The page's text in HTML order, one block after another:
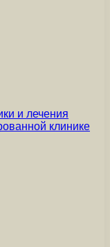
и лечения
клинике